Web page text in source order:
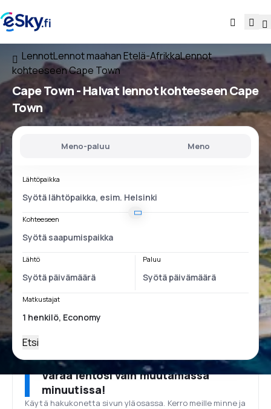
LennotLennot maahan Etelä-AfrikkaLennot
kohteeseen Cape Town
Cape Town - Halvat lennot kohteeseen Cape
Town
Meno-paluu Meno
Lähtöpaikka
Kohteeseen
Lähtö Paluu
Matkustajat
Etsi
Varaa lentosi vain muutamassa
minuutissa!
Käytä hakukonetta sivun yläosassa. Kerro meille minne ja